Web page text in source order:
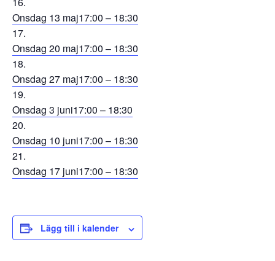
Onsdag 13 maj17:00 – 18:30
Onsdag 20 maj17:00 – 18:30
Onsdag 27 maj17:00 – 18:30
Onsdag 3 juni17:00 – 18:30
Onsdag 10 juni17:00 – 18:30
Onsdag 17 juni17:00 – 18:30
Lägg till i kalender